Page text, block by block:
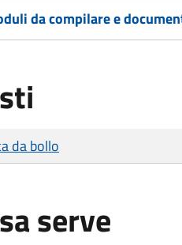
da compilare e
pagamento
da bollo
serve